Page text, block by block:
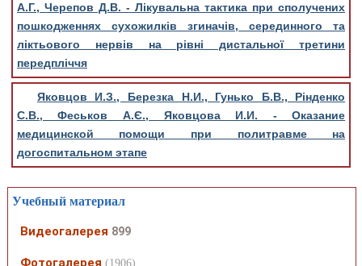
А.Г., Черепов Д.В. - Лікувальна тактика при сполучених
пошкодженнях сухожилків згиначів, серединного та
ліктьового нервів на рівні дистальної третини
передпліччя
Яковцов И.З., Березка Н.И., Гунько Б.В., Рінденко
С.В., Феськов А.Є., Яковцова И.И. - Оказание
медицинской помощи при политравме на
догоспитальном этапе
Учебный материал
Видеогалерея 899
Фотогалерея (1906)